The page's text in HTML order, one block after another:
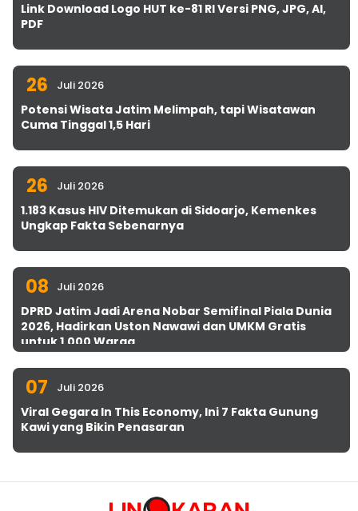
Link Download Logo HUT ke-81 RI Versi PNG, JPG, AI,
PDF
26 Juli 2026
Potensi Wisata Jatim Melimpah, tapi Wisatawan
Cuma Tinggal 1,5 Hari
26 Juli 2026
1.183 Kasus HIV Ditemukan di Sidoarjo, Kemenkes
Ungkap Fakta Sebenarnya
08 Juli 2026
DPRD Jatim Jadi Arena Nobar Semifinal Piala Dunia
2026, Hadirkan Uston Nawawi dan UMKM Gratis
untuk 1.000 Warga
07 Juli 2026
Viral Gegara In This Economy, Ini 7 Fakta Gunung
Kawi yang Bikin Penasaran